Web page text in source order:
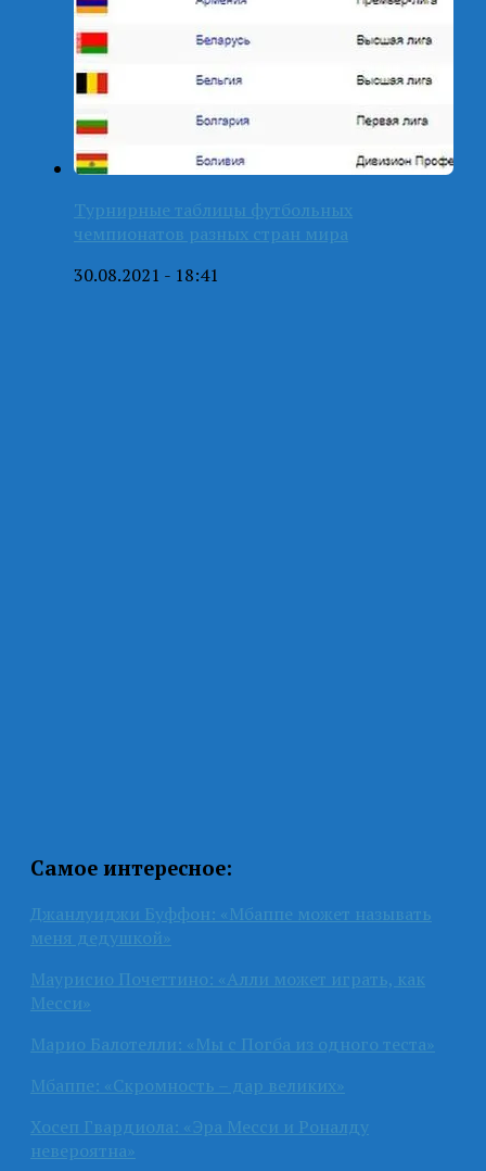
Турнирные таблицы футбольных
чемпионатов разных стран мира
30.08.2021 - 18:41
Самое интересное:
Джанлуиджи Буффон: «Мбаппе может называть
меня дедушкой»
Маурисио Почеттино: «Алли может играть, как
Месси»
Марио Балотелли: «Мы с Погба из одного теста»
Мбаппе: «Скромность – дар великих»
Хосеп Гвардиола: «Эра Месси и Роналду
невероятна»